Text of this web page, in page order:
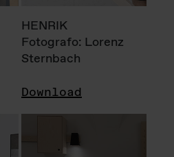
HENRIK
Fotografo: Lorenz
Sternbach
Download